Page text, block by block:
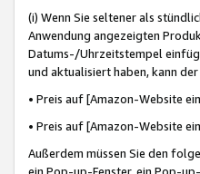
(i) Wenn Sie seltener als
Anwendung angezeigten
Datums-/Uhrzeitstempel
und aktualisiert haben, kann
• Preis auf [Amazon-Website
• Preis auf [Amazon-Website
Außerdem müssen Sie den
ein Pop-up-Fenster, ein Pop-